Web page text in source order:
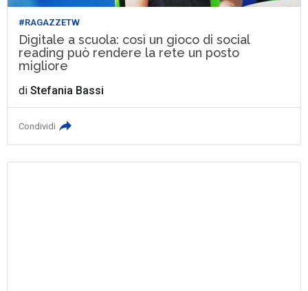
#RAGAZZETW
Digitale a scuola: così un gioco di social
reading può rendere la rete un posto
migliore
diStefania Bassi
Condividi